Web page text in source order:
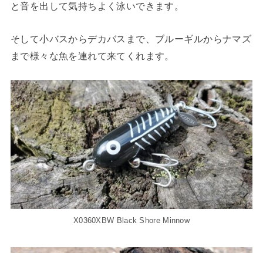
と音を出して気持ちよく泳いできます。
そして小バスからデカバスまで、ブルーギルからナマズ
まで様々な魚を連れて来てくれます。
X0360XBW Black Shore Minnow